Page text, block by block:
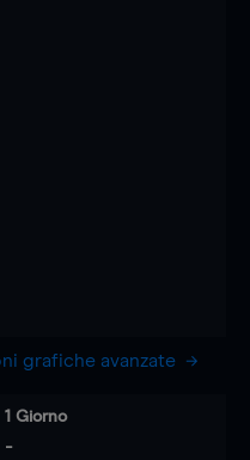
grafiche avanzate
1 Giorno
-